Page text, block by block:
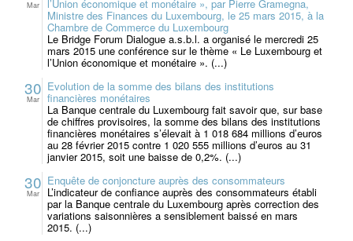
Mar l’Union économique et monétaire », par Pierre Gramegna,
Ministre des Finances du Luxembourg, le 25 mars 2015, à la
Chambre de Commerce du Luxembourg
Le Bridge Forum Dialogue a.s.b.l. a organisé le mercredi 25
mars 2015 une conférence sur le thème « Le Luxembourg et
l’Union économique et monétaire ». (...)
30
Mar
Evolution de la somme des bilans des institutions
financières monétaires
La Banque centrale du Luxembourg fait savoir que, sur base
de chiffres provisoires, la somme des bilans des institutions
financières monétaires s’élevait à 1 018 684 millions d’euros
au 28 février 2015 contre 1 020 555 millions d’euros au 31
janvier 2015, soit une baisse de 0,2%. (...)
30
Mar
Enquête de conjoncture auprès des consommateurs
L’indicateur de confiance auprès des consommateurs établi
par la Banque centrale du Luxembourg après correction des
variations saisonnières a sensiblement baissé en mars
2015. (...)